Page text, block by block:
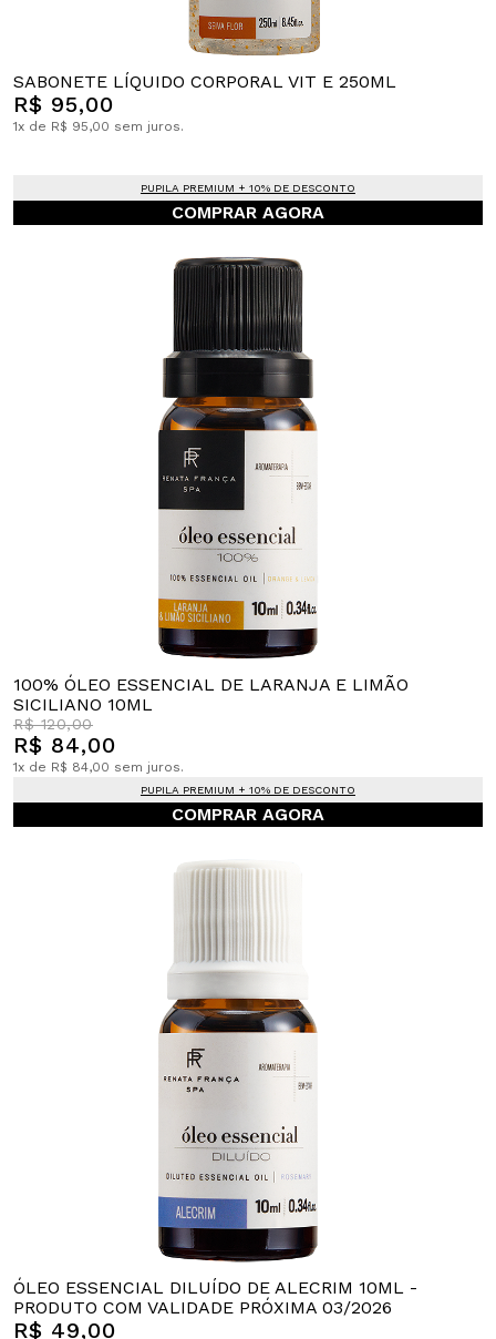
SABONETE LÍQUIDO CORPORAL VIT E 250ML
R$ 95,00
1x de R$ 95,00 sem juros.
PUPILA PREMIUM + 10% DE DESCONTO
COMPRAR AGORA
100% ÓLEO ESSENCIAL DE LARANJA E LIMÃO
SICILIANO 10ML
R$ 120,00
R$ 84,00
1x de R$ 84,00 sem juros.
PUPILA PREMIUM + 10% DE DESCONTO
COMPRAR AGORA
ÓLEO ESSENCIAL DILUÍDO DE ALECRIM 10ML -
PRODUTO COM VALIDADE PRÓXIMA 03/2026
R$ 49,00